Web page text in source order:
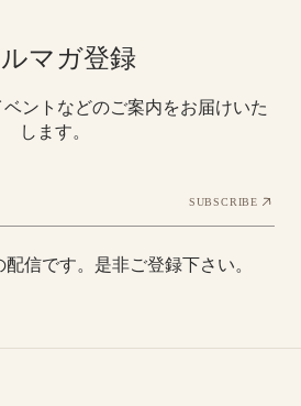
ルマガ登録
ントなどのご案内をお届けいた
します。
SUBSCRIBE
信です。是非ご登録下さい。